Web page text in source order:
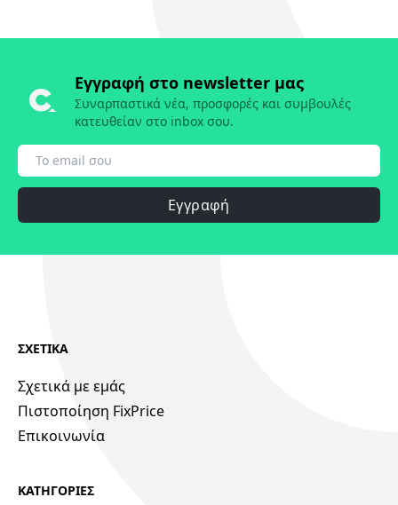
Εγγραφή στο newsletter μας
Συναρπαστικά νέα, προσφορές και συμβουλές
κατευθείαν στο inbox σου.
Εγγραφή
ΣΧΕΤΙΚΑ
Σχετικά με εμάς
Πιστοποίηση FixPrice
Επικοινωνία
ΚΑΤΗΓΟΡΙΕΣ